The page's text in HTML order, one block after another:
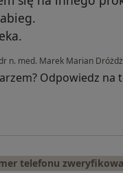
n. med. Marek Marian Dróżdż
Odpowiedz na
telefonu